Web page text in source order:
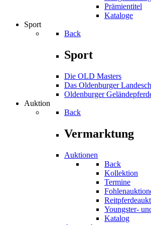
Prämientitel
Kataloge
Sport
Back
Sport
Die OLD Masters
Das Oldenburger
Oldenburger
Auktion
Back
Vermarktung
Auktionen
Back
Kollektion
Termine
Youngster-
Katalog